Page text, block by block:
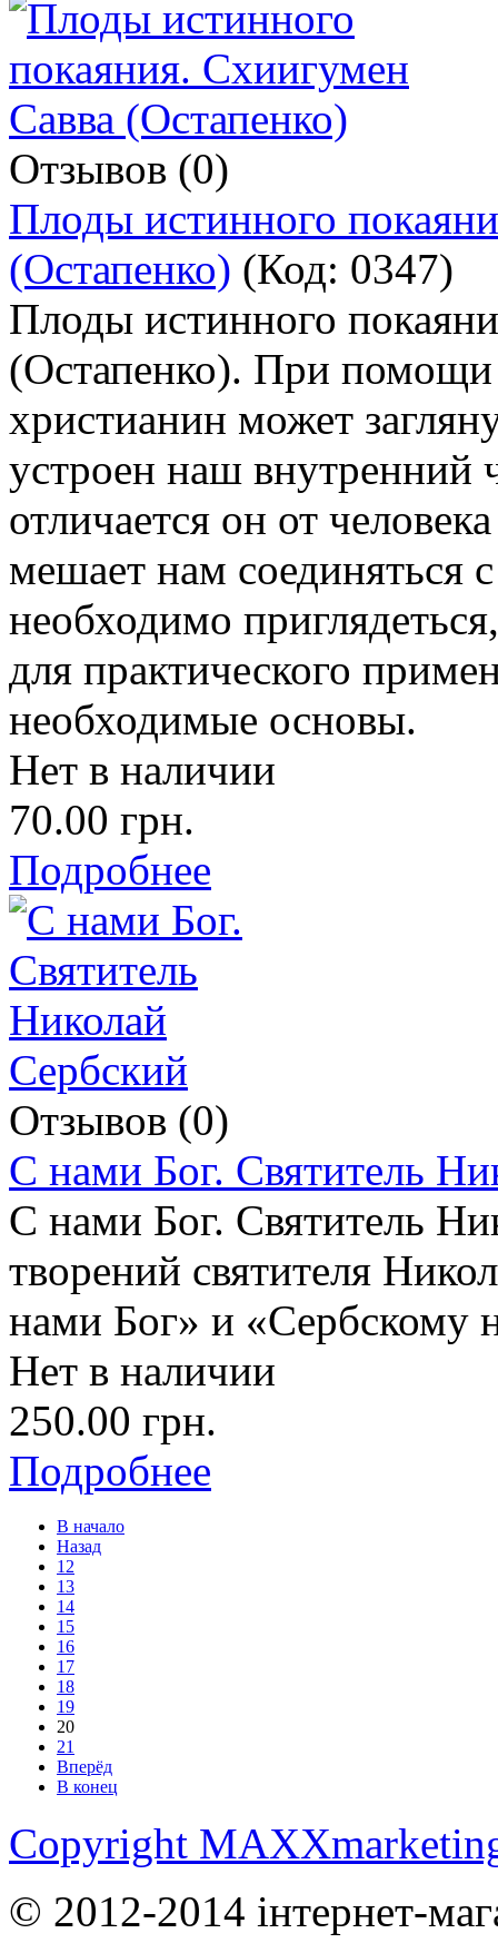
Отзывов (0)
Плоды истинного
(Остапенко) (Код: 0347)
Плоды истинного
(Остапенко). При помощи
христианин может
устроен наш внутренний
отличается он от
мешает нам соединяться
необходимо
для практического
необходимые основы.
Нет в наличии
70.00 грн.
Подробнее
Отзывов (0)
С нами Бог. Святитель
С нами Бог. Святитель
творений святителя
нами Бог» и «Сербскому
Нет в наличии
250.00 грн.
Подробнее
В начало
Назад
12
13
14
15
16
17
18
19
20
21
Вперёд
В конец
Copyright
© 2012-2014 інтернет-